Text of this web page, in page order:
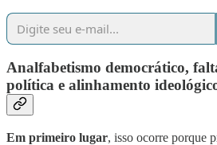
Analfabetismo democrático,
política e alinhamento
Em primeiro lugar, isso ocorre porque